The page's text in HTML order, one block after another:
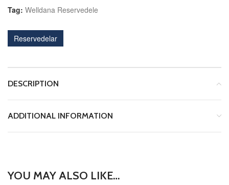
Tag: Welldana Reservedele
Reservedelar
DESCRIPTION
ADDITIONAL INFORMATION
YOU MAY ALSO LIKE…